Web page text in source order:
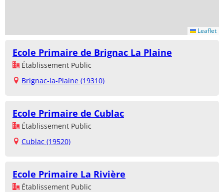
Leaflet
Ecole Primaire de Brignac La Plaine
Établissement Public
Brignac-la-Plaine (19310)
Ecole Primaire de Cublac
Établissement Public
Cublac (19520)
Ecole Primaire La Rivière
Établissement Public